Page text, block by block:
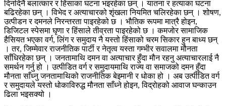
दिनदिनै बलात्कार र हिंसाका घटना भइरहेका छन् । यातना र हत्याका घटना
बढिरहेका छन् । विभेद र अत्याचारको शृंखला नियमित चलिरहेका छन् । शोषण,
उत्पीडन र दमनले निरन्तरता पाइरहेको छ । भौतिक रूपमा मात्रै होइन,
डिजिटल स्पेसमा घृणा र हिंसाले तीव्रता पाइरहेको छ । कमजोर सामाजिक
हैसियत भएका वर्ग, लिंग र समुदाय नै यस्तो हिंसाको चरम सिकार हुन बाध्य छन्
। तर, जिम्मेवार राजनीतिक पार्टी र नेतृत्व यस्ता गम्भीर सवालमा मौनता
साँधिरहेका छन् । जनतामाथि दमन वा अत्याचार हुँदा मौन रहनु अत्याचारलाई नै
समर्थन गर्नु हो । उत्पीडित वर्ग र समुदायमाथि राज्य वा समाजको दमन हुँदा
मौनता साँध्नु जनतामाथिको राजनीतिक बेइमानी र धोका हो । अब उत्पीडित वर्ग
र समुदायले यस्तो धोकाविरुद्ध मौनता साँध्ने होइन, विद्रोहको आवाज घन्काउन
ढिला भइसक्यो ।